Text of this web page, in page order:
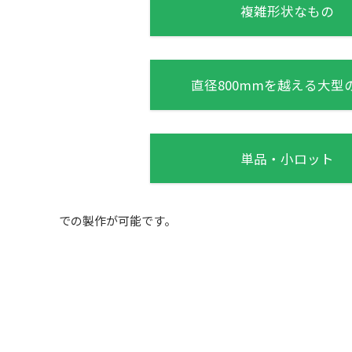
複雑形状なもの
直径800mmを越える大型
単品・小ロット
での製作が可能です。